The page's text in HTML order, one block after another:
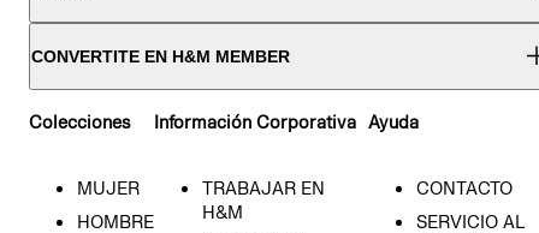
CONVERTITE EN H&M MEMBER
Colecciones
MUJER
HOMBRE
Información Corporativa
TRABAJAR EN
H&M
Ayuda
CONTACTO
SERVICIO AL